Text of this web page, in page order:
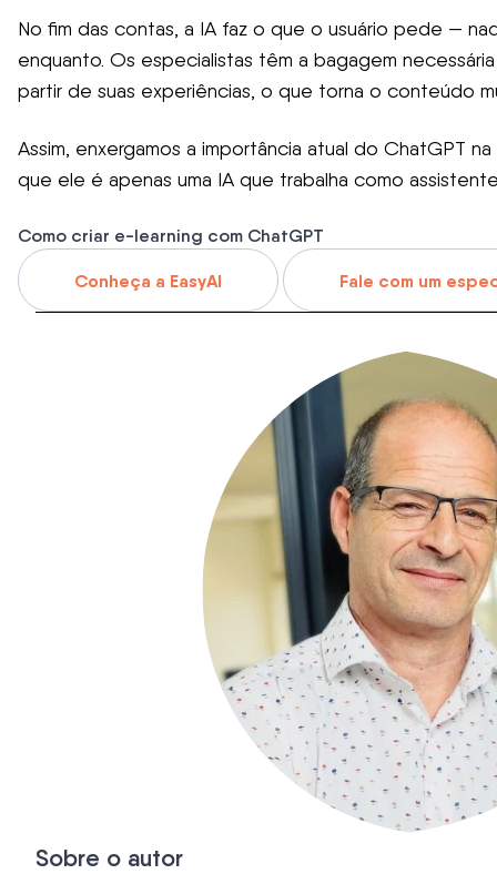
No fim das contas, a IA faz o que o usuário pede —
enquanto. Os especialistas têm a bagagem
partir de suas experiências, o que torna o conteúdo
Assim, enxergamos a importância atual do ChatGPT
que ele é apenas uma IA que trabalha como
Como criar e-learning com ChatGPT
Conheça a EasyAI Fale com um
Sobre o autor